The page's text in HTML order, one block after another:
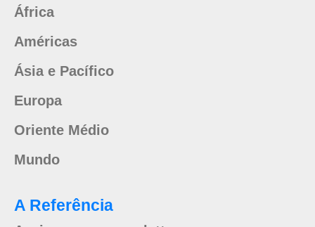
África
Américas
Ásia e Pacífico
Europa
Oriente Médio
Mundo
A Referência